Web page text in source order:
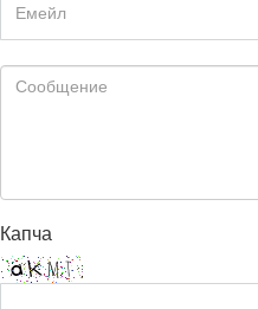
Капча